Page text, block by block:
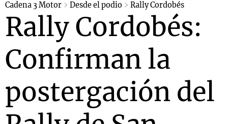
Cadena 3 Motor Desde el podio Rally Cordobés
Rally Cordobés:
Confirman la
postergación del
Mundial 2026
Notas
La Sole en
Cadena 3